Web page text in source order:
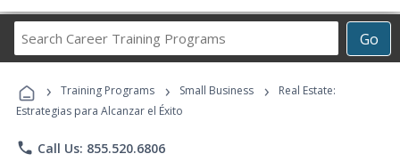
Go
Career
Programs
› Training Programs › Small Business ›
Real Estate:
Estrategias para Alcanzar el Éxito
phone Call Us: 855.520.6806